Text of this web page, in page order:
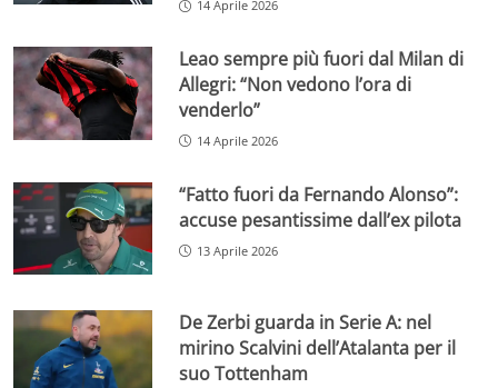
14 Aprile 2026
Leao sempre più fuori dal Milan di
Allegri: “Non vedono l’ora di
venderlo”
14 Aprile 2026
“Fatto fuori da Fernando Alonso”:
accuse pesantissime dall’ex pilota
13 Aprile 2026
De Zerbi guarda in Serie A: nel
mirino Scalvini dell’Atalanta per il
suo Tottenham